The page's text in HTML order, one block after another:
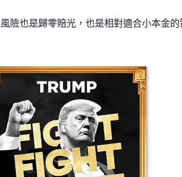
險也是歸零賠光，也是相對適合小本金的